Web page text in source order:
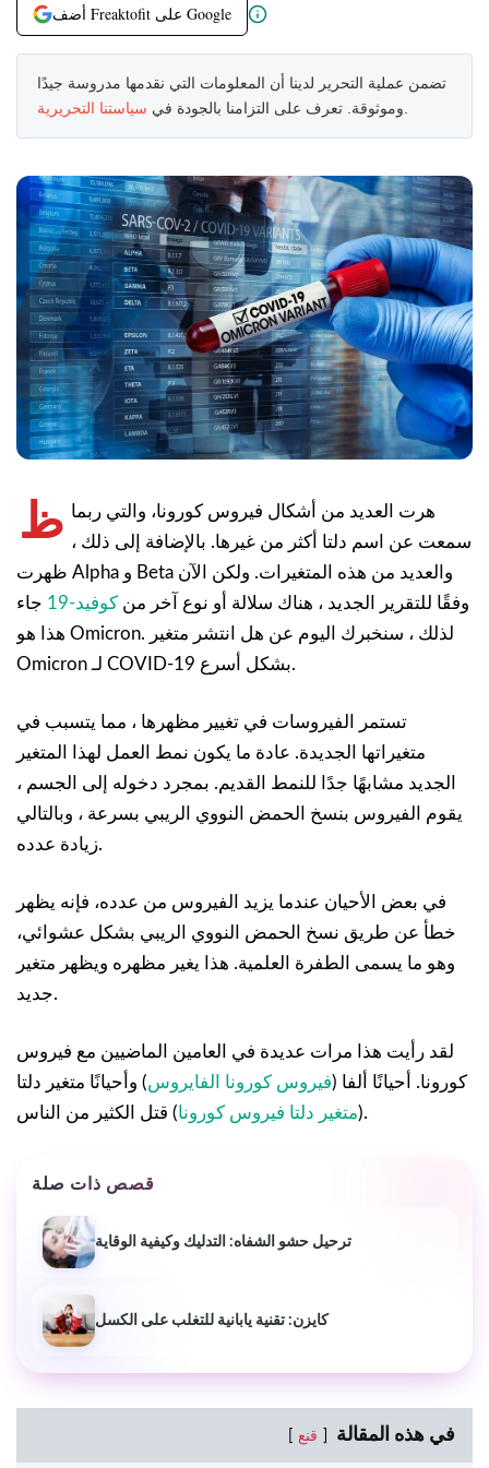
أضف Freaktofit على Google
تضمن عملية التحرير لدينا أن المعلومات التي نقدمها مدروسة جيدًا
وموثوقة. تعرف على التزامنا بالجودة في سياستنا التحريرية
ظ هرت العديد من أشكال فيروس كورونا، والتي ربما
سمعت عن اسم دلتا أكثر من غيرها. بالإضافة إلى ذلك ،
ظهرت Alpha و Beta والعديد من هذه المتغيرات. ولكن الآن
وفقًا للتقرير الجديد ، هناك سلالة أو نوع آخر من كوفيد-19
جاء
هذا هو Omicron. لذلك ، سنخبرك اليوم عن هل انتشر متغير
Omicron لـ COVID-19 بشكل أسرع.
تستمر الفيروسات في تغيير مظهرها ، مما يتسبب في
متغيراتها الجديدة. عادة ما يكون نمط العمل لهذا المتغير
الجديد مشابهًا جدًا للنمط القديم. بمجرد دخوله إلى الجسم ،
يقوم الفيروس بنسخ الحمض النووي الريبي بسرعة ، وبالتالي
زيادة عدده.
في بعض الأحيان عندما يزيد الفيروس من عدده، فإنه يظهر
خطأ عن طريق نسخ الحمض النووي الريبي بشكل عشوائي،
وهو ما يسمى الطفرة العلمية. هذا يغير مظهره ويظهر متغير
جديد.
لقد رأيت هذا مرات عديدة في العامين الماضيين مع فيروس
كورونا. أحيانًا ألفا (فيروس كورونا الفايروس) وأحيانًا متغير دلتا
(متغير دلتا فيروس كورونا ) قتل الكثير من الناس.
قصص ذات صلة
ترحيل حشو الشفاه: التدليك وكيفية الوقاية
كايزن: تقنية يابانية للتغلب على الكسل
في هذه المقالة قنع